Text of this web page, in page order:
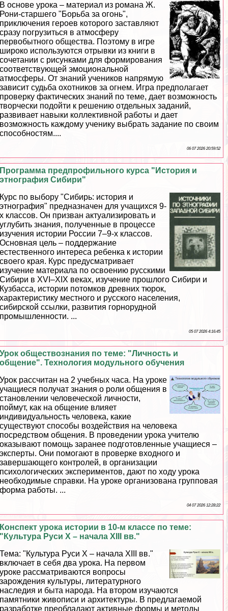
В основе урока – материал из романа Ж.
Рони-старшего "Борьба за огонь",
приключения героев которого заставляют
сразу погрузиться в атмосферу
первобытного общества. Поэтому в игре
широко используются отрывки из книги в
сочетании с рисунками для формирования
соответствующей эмоциональной
атмосферы. От знаний учеников напрямую
зависит судьба охотников за огнем. Игра предполагает
проверку фактических знаний по теме, дает возможность
творчески подойти к решению отдельных заданий,
развивает навыки коллективной работы и дает
возможность каждому ученику выбрать задание по своим
способностям....
06 07 2026 20:59:52
Программа предпрофильного курса "История и
этнография Сибири"
Курс по выбору "Сибирь: история и
этнография" предназначен для учащихся 9-
х классов. Он призван актуализировать и
углубить знания, полученные в процессе
изучения истории России 7–9-х классов.
Основная цель – поддержание
естественного интереса ребенка к истории
своего края. Курс предусматривает
изучение материала по освоению русскими
Сибири в XVI–XIX веках, изучение прошлого Сибири и
Кузбасса, истории потомков древних тюрок,
хаpaктеристику местного и русского населения,
сибирской ссылки, развития горнорудной
промышленности. ...
05 07 2026 4:16:45
Урок обществознания по теме: "Личность и
общение". Технология модульного обучения
Урок рассчитан на 2 учебных часа. На уроке
учащиеся получат знания о роли общения в
становлении человеческой личности,
поймут, как на общение влияет
индивидуальность человека, какие
существуют способы воздействия на человека
посредством общения. В проведении урока учителю
оказывают помощь заранее подготовленные учащиеся –
эксперты. Они помогают в проверке входного и
завершающего контролей, в организации
психологических экспериментов, дают по ходу урока
необходимые справки. На уроке организована групповая
форма работы. ...
04 07 2026 12:28:22
Конспект урока истории в 10-м классе по теме:
"Культура Руси Х – начала XIII вв."
Тема: "Культура Руси Х – начала ХIII вв."
включает в себя два урока. На первом
уроке рассматриваются вопросы
зарождения культуры, литературного
наследия и быта народа. На втором изучаются
памятники живописи и архитектуры. В предлагаемой
разработке преобладают активные формы и методы